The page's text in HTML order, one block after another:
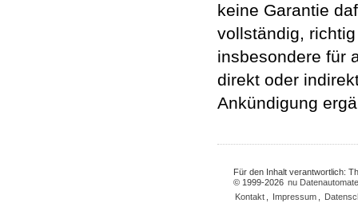
keine Garantie
vollständig,
insbesondere für
direkt oder
Ankündigung
Für den Inhalt verantwortlich:
© 1999-2026 nu
Kontakt
Impressum